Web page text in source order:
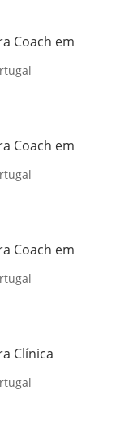
Coach em
Coach em
Coach em
Clínica